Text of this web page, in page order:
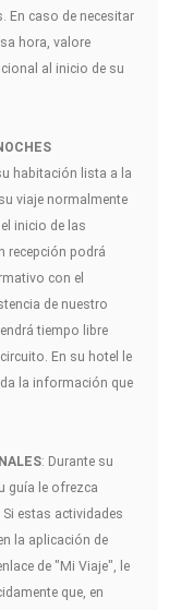
En caso de necesitar
hora, valore
al inicio de su
habitación lista a la
viaje normalmente
inicio de las
recepción podrá
con el
de nuestro
tiempo libre
En su hotel le
la información que
: Durante su
guía le ofrezca
estas actividades
la aplicación de
de "Mi Viaje", le
que, en